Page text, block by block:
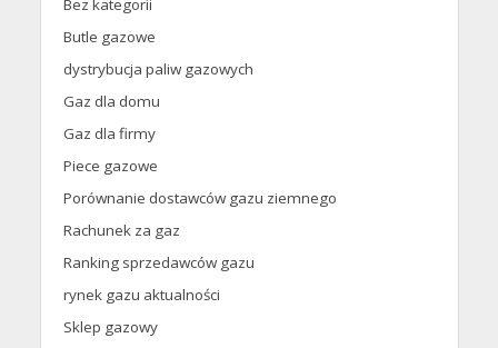
Bez kategorii
Butle gazowe
dystrybucja paliw gazowych
Gaz dla domu
Gaz dla firmy
Piece gazowe
Porównanie dostawców gazu ziemnego
Rachunek za gaz
Ranking sprzedawców gazu
rynek gazu aktualności
Sklep gazowy